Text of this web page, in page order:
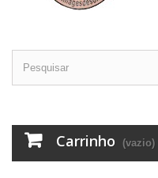
Carrinho (vazio)